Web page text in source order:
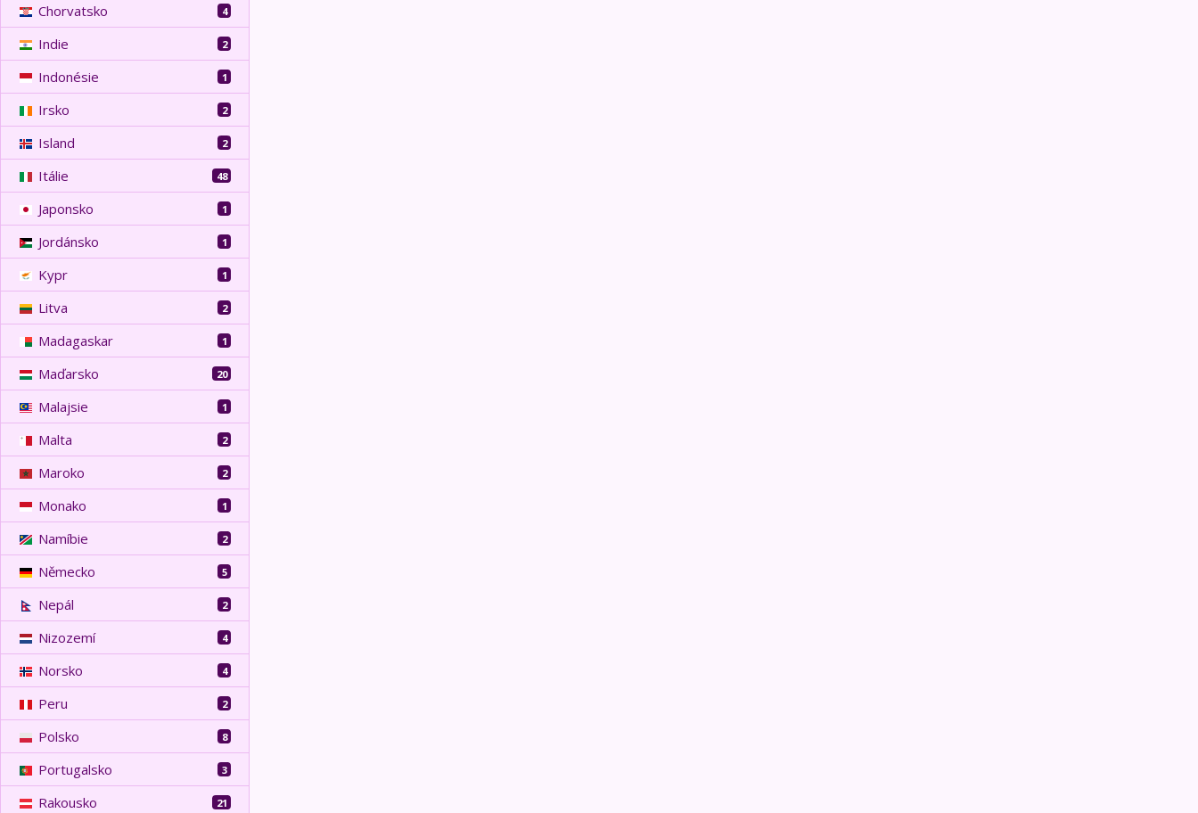
Chorvatsko 4
Indie 2
Indonésie 1
Irsko 2
Island 2
Itálie 48
Japonsko 1
Jordánsko 1
Kypr 1
Litva 2
Madagaskar 1
Maďarsko 20
Malajsie 1
Malta 2
Maroko 2
Monako 1
Namíbie 2
Německo 5
Nepál 2
Nizozemí 4
Norsko 4
Peru 2
Polsko 8
Portugalsko 3
Rakousko 21